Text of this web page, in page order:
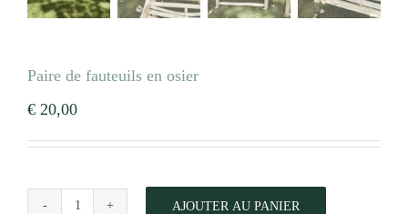
Paire de fauteuils en osier
€ 20,00
AJOUTER AU PANIER